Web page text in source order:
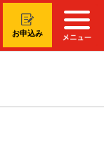
お申込み